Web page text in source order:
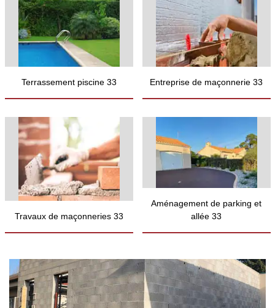
Terrassement piscine 33 Entreprise de maçonnerie 33
Travaux de maçonneries 33
Aménagement de parking et
allée 33